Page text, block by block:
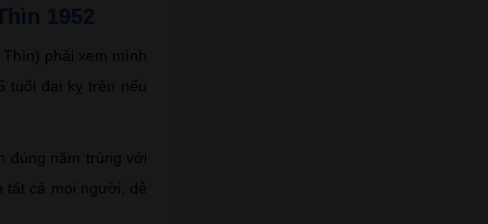
1952
phải xem mình
tuổi đại kỵ trên nếu
đúng năm trùng với
tất cả mọi người, dễ